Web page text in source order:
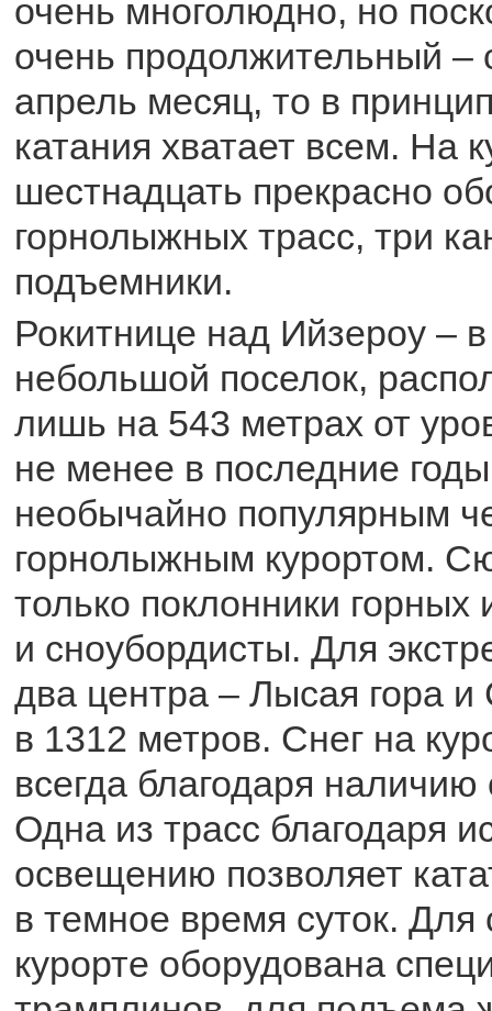
очень многолюдно, но
очень продолжительный –
апрель месяц, то в
катания хватает всем. На
шестнадцать прекрасно
горнолыжных трасс, три
подъемники.
Рокитнице над Ийзероу –
небольшой поселок,
лишь на 543 метрах от
не менее в последние
необычайно популярным
горнолыжным курортом.
только поклонники
и сноубордисты. Для
два центра – Лысая гора и
в 1312 метров. Снег на
всегда благодаря
Одна из трасс благодаря
освещению позволяет
в темное время суток. Для
курорте оборудована